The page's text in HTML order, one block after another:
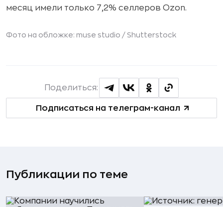
месяц имели только 7,2% селлеров Ozon.
Фото на обложке: muse studio / Shutterstock
Подписаться на телеграм-канал
Поделиться:
Публикации по теме